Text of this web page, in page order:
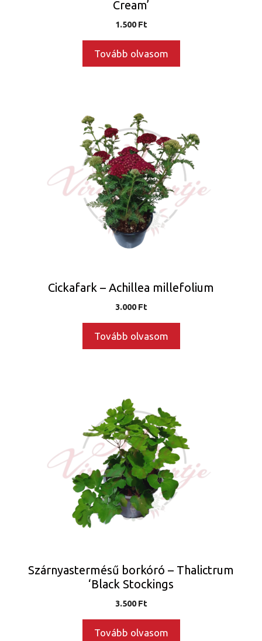
Cream’
1.500Ft
Tovább olvasom
Cickafark – Achillea millefolium
3.000Ft
Tovább olvasom
Szárnyastermésű borkóró – Thalictrum
‘Black Stockings
3.500Ft
Tovább olvasom